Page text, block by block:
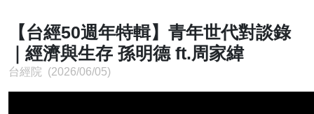
【台經50週年特輯】青年世代對談錄
｜經濟與生存 孫明德 ft.周家緯
台經院 (2026/06/05)